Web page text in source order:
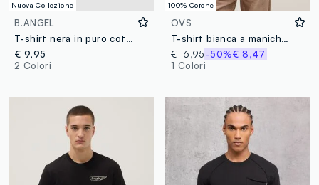
Nuova Collezione
B.ANGEL
T-shirt nera in puro cotone girocollo con taschino boxy fit
€ 9,95
2 Colori
100% Cotone
OVS
T-shirt bianca a maniche corte in puro cotone regular fit
€ 16,95 -50%€ 8,47
1 Colori